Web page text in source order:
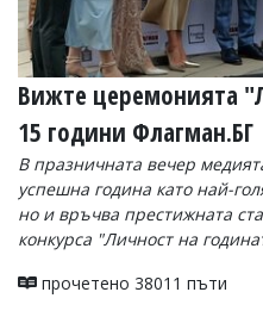
Вижте церемонията
15 години Флагман.БГ
В празничната вечер
успешна година като най-
но и връчва престижната
конкурса "Личност на
прочетено 38011 пъти